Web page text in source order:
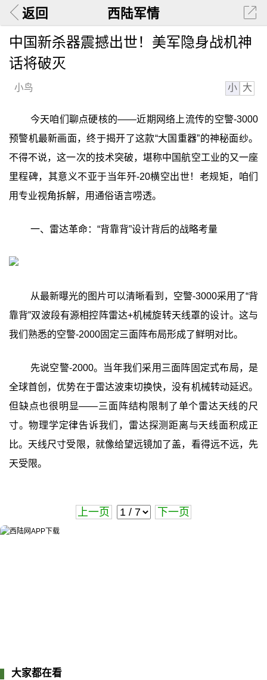
返回 西陆军情
中国新杀器震撼出世！美军隐身战机神
话将破灭
小鸟 小 大
今天咱们聊点硬核的——近期网络上流传的空警-3000
预警机最新画面，终于揭开了这款“大国重器”的神秘面纱。
不得不说，这一次的技术突破，堪称中国航空工业的又一座
里程碑，其意义不亚于当年歼-20横空出世！老规矩，咱们
用专业视角拆解，用通俗语言唠透。
一、雷达革命：“背靠背”设计背后的战略考量
从最新曝光的图片可以清晰看到，空警-3000采用了“背
靠背”双波段有源相控阵雷达+机械旋转天线罩的设计。这与
我们熟悉的空警-2000固定三面阵布局形成了鲜明对比。
先说空警-2000。当年我们采用三面阵固定式布局，是
全球首创，优势在于雷达波束切换快，没有机械转动延迟。
但缺点也很明显——三面阵结构限制了单个雷达天线的尺
寸。物理学定律告诉我们，雷达探测距离与天线面积成正
比。天线尺寸受限，就像给望远镜加了盖，看得远不远，先
天受限。
上一页 下一页
大家都在看